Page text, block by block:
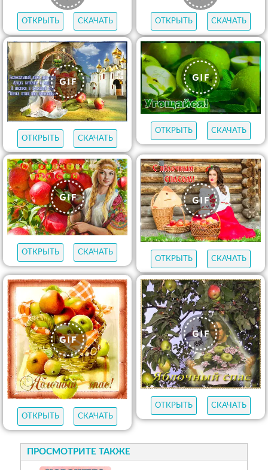
ОТКРЫТЬ СКАЧАТЬ
ОТКРЫТЬ СКАЧАТЬ
ОТКРЫТЬ СКАЧАТЬ ОТКРЫТЬ СКАЧАТЬ
ОТКРЫТЬ СКАЧАТЬ
ОТКРЫТЬ СКАЧАТЬ